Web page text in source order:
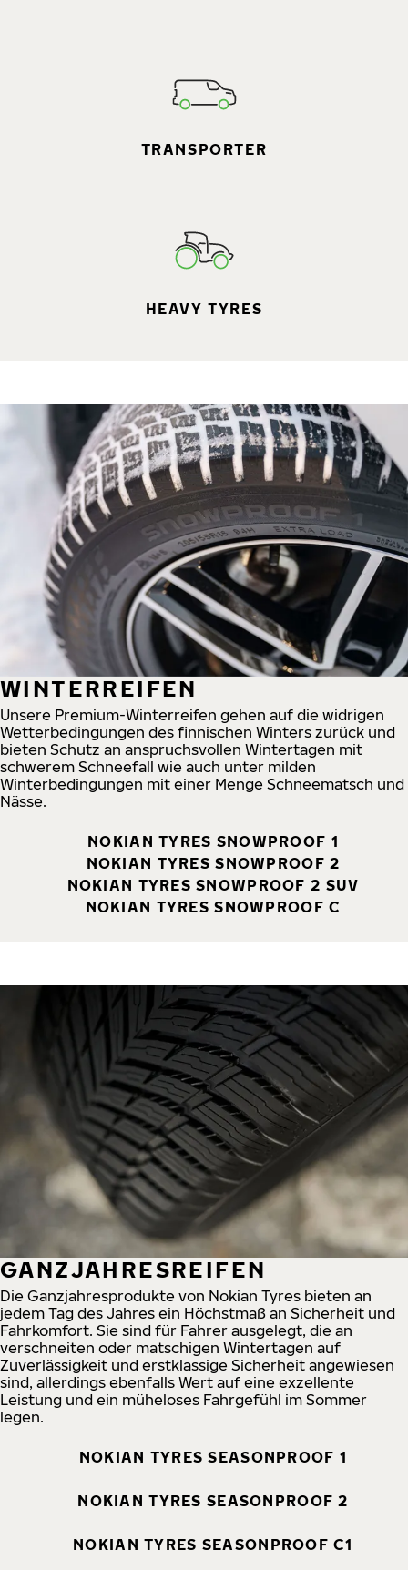
TRANSPORTER
HEAVY TYRES
WINTERREIFEN
Unsere Premium-Winterreifen gehen auf die widrigen
Wetterbedingungen des finnischen Winters zurück und
bieten Schutz an anspruchsvollen Wintertagen mit
schwerem Schneefall wie auch unter milden
Winterbedingungen mit einer Menge Schneematsch und
Nässe.
NOKIAN TYRES SNOWPROOF 1
NOKIAN TYRES SNOWPROOF 2
NOKIAN TYRES SNOWPROOF 2 SUV
NOKIAN TYRES SNOWPROOF C
GANZJAHRESREIFEN
Die Ganzjahresprodukte von Nokian Tyres bieten an
jedem Tag des Jahres ein Höchstmaß an Sicherheit und
Fahrkomfort. Sie sind für Fahrer ausgelegt, die an
verschneiten oder matschigen Wintertagen auf
Zuverlässigkeit und erstklassige Sicherheit angewiesen
sind, allerdings ebenfalls Wert auf eine exzellente
Leistung und ein müheloses Fahrgefühl im Sommer
legen.
NOKIAN TYRES SEASONPROOF 1
NOKIAN TYRES SEASONPROOF 2
NOKIAN TYRES SEASONPROOF C1